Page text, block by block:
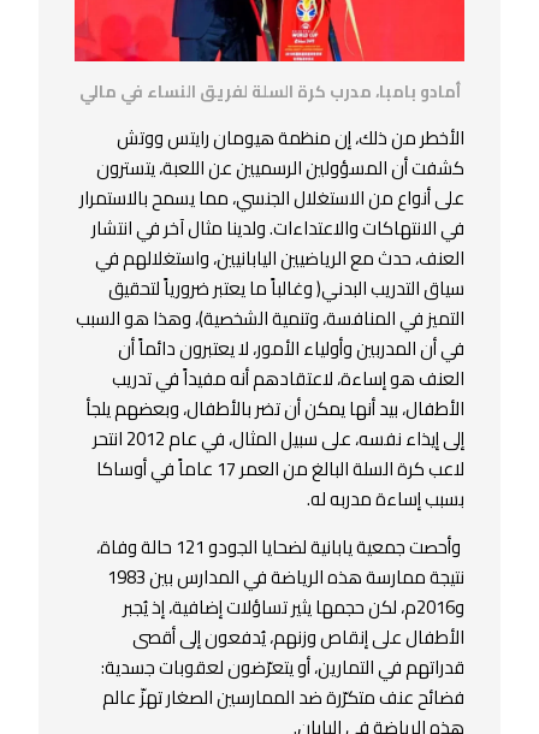
أمادو بامبا، مدرب كرة السلة لفريق النساء في مالي
الأخطر من ذلك، إن منظمة هيومان رايتس ووتش
كشفت أن المسؤولين الرسميين عن اللعبة، يتسترون
على أنواع من الاستغلال الجنسي، مما يسمح بالاستمرار
في الانتهاكات والاعتداءات. ولدينا مثال آخر في انتشار
العنف، حدث مع الرياضيين اليابانيين، واستغلالهم في
سياق التدريب البدني( وغالباً ما يعتبر ضرورياً لتحقيق
التميز في المنافسة، وتنمية الشخصية)، وهذا هو السبب
في أن المدربين وأولياء الأمور، لا يعتبرون دائماً أن
العنف هو إساءة، لاعتقادهم أنه مفيداً في تدريب
الأطفال، بيد أنها يمكن أن تضر بالأطفال، وبعضهم يلجأ
إلى إيذاء نفسه، على سبيل المثال، في عام 2012 انتحر
لاعب كرة السلة البالغ من العمر 17 عاماً في أوساكا
بسبب إساءة مدربه له.
وأحصت جمعية يابانية لضحايا الجودو 121 حالة وفاة،
نتيجة ممارسة هذه الرياضة في المدارس بين 1983
و2016م، لكن حجمها يثير تساؤلات إضافية، إذ يُجبر
الأطفال على إنقاص وزنهم، يُدفعون إلى أقصى
قدراتهم في التمارين، أو يتعرّضون لعقوبات جسدية:
فضائح عنف متكرّرة ضد الممارسين الصغار تهزّ عالم